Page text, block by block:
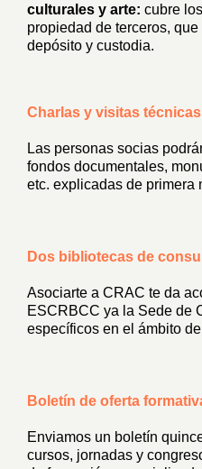
culturales y arte: cubre
propiedad de terceros,
depósito y custodia.
Charlas y visitas
Las personas socias
fondos documentales,
etc. explicadas de primera
Dos bibliotecas de
Asociarte a CRAC te da
ESCRBCC ya la Sede de
específicos en el ámbito
Boletín de oferta
Enviamos un boletín
cursos, jornadas y